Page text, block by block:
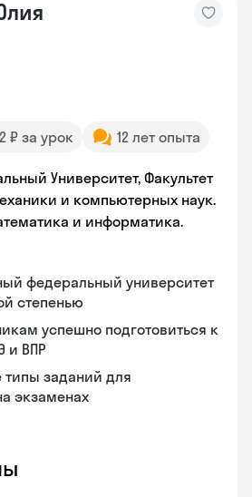
₽ за урок 12 лет опыта
Университет, Факультет
и компьютерных наук.
и информатика.
федеральный университет
степенью
успешно подготовиться к
и ВПР
типы заданий для
экзаменах